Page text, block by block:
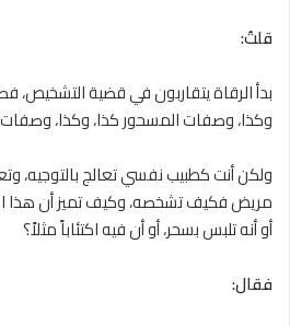
قلتُ:
بدأ الرقاة يتقاربون في قضية التشخيص،
وكذا، وصفات المسحور كذا، وكذا،
ولكن أنت كطبيب نفسي تعالج بالتوجيه،
مريض فكيف تشخصه، وكيف تميز أن هذا
أو أنه تلبس بسحر، أو أن فيه اكتئاباً مثلاً؟
فقال: